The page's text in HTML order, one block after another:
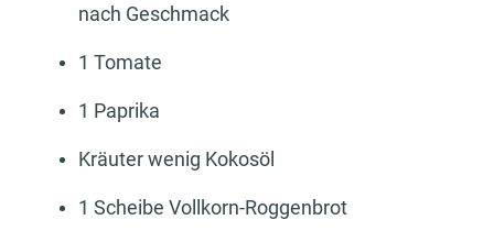
nach Geschmack
1 Tomate
1 Paprika
Kräuter wenig Kokosöl
1 Scheibe Vollkorn-Roggenbrot